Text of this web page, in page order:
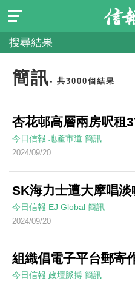
搜尋結果
簡訊- 共3000個結果
杏花邨高層兩房呎租
今日信報 地產市道 簡訊
2024/09/20
SK海力士遭大摩唱淡
今日信報 EJ Global 簡訊
2024/09/20
組織倡電子平台郵寄
今日信報 政壇脈搏 簡訊